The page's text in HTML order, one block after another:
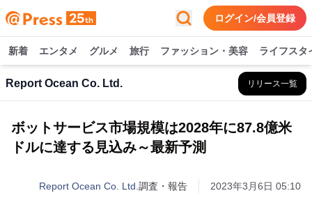
ログイン/会員登録
新着 エンタメ グルメ 旅行 ファッション・美容 ライフスタ
Report Ocean Co. Ltd. リリース一覧
ボットサービス市場規模は2028年に87.8億米
ドルに達する見込み～最新予測
Report Ocean Co. Ltd. 調査・報告 2023年3月6日 05:10